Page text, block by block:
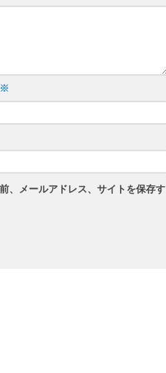
※
、メールアドレス、サイトを保存す